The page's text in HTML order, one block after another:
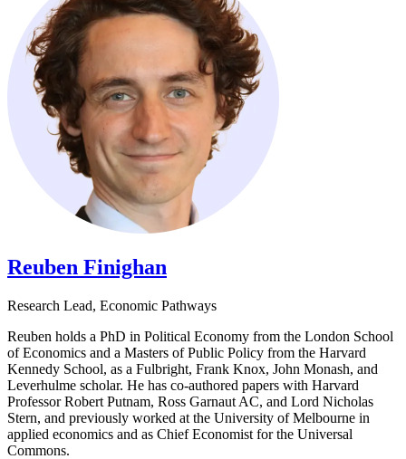
Reuben Finighan​​​​‌ ‍ ​‍​‍‌‍ ‌ ​‍‌‍‍‌‌‍‌ ‌‍‍‌‌‍ ‍​‍​‍​ ‍‍​‍​‍‌ ​ ‌‍​‌‌‍ ‍‌‍‍‌‌ ‌​‌ ‍‌​‍ ‍‌‍‍‌‌‍ ​‍​‍​‍ ​​‍​‍‌‍‍​‌ ​‍‌‍‌‌‌‍‌‍​‍​‍​ ‍‍​‍​‍‌‍‍​‌ ‌​‌ ‌​‌ ​​​ ‍‍​‍ ​‍ ‌‍ ​‌‍ ‌‍​ ‌‍​‌‌‍ ​‌‍‍​‌‍ ‌ ​ ‌ ‌​​ ‍‍​ ​ ​ ​ ​ ​ ​ ​ ​‍ ‌‍‍‌‌‍ ‍‌ ‌​‌‍‌‌‌‍ ‍‌ ‌​​‍ ‌‍‌‌‌‍‌​‌‍‍‌‌ ‌​​‍ ‌‍ ‌‌‍ ‌‍‌​‌‍‌‌​ ‌‌ ​​‌ ​‍‌‍‌‌‌ ​ ‌‍‌‌‌‍ ‍‌ ‌​‌‍​‌‌ ‌​‌‍‍‌‌‍ ‌‍ ‍​ ‍ ‌‍‍‌‌‍‌​​ ‌​ ‌​​ ‍​​ ‌‌‌‍​ ​ ​‍​ ‌ ​ ‌ ​ ‌​​‍ ‌​ ​ ​ ​‌​ ​ ​ ​ ​‍ ‌​ ‌​‌‍​ ​ ​ ​ ‌​​‍ ‌‌‍​‍​ ‍​​ ​‌‌‍​‍​‍ ‌​ ‌‌​ ‌ ​ ​‌​ ‍‌​ ​‌‌‍‌​‌‍​‍​ ‌‍​ ‌​‌‍​‌‌‍‌‌‌‍‌​​ ‍ ‌ ‌​‌ ‍‌‌ ​​‌‍‌‌​ ‌‌‍​‌‌ ‌‌‌ ‌​‌‍‍​‌‍ ‌ ​‍​ ‍ ‌ ​​‌‍​‌‌ ‌​‌‍‍​​ ‌‌‍ ‍‌‍​‌‌‍ ‌‌‍‌‌​ ‌‍​‍‌‍​‌‌ ​ ‌‍‌‌‌‌‌‌‌ ​‍‌‍ ​​ ‌‌‍‍​‌ ‌​‌ ‌​‌ ​​​‍‌‌​ ​ ‌​​‌​‍‌‌​ ​‍‌​‌‍​‍‌‌​ ​‍‌​‌‍‌‍ ​‌‍ ‌‍​ ‌‍​‌‌‍ ​‌‍‍​‌‍ ‌ ​ ‌ ‌​​‍‌‌​ ​ ‌​​‌​ ​ ​ ​ ​ ​ ​ ​ ​‍‌‍‌‍‍‌‌‍‌​​ ‌​ ‌​​ ‍​​ ‌‌‌‍​ ​ ​‍​ ‌ ​ ‌ ​ ‌​​‍ ‌​ ​ ​ ​‌​ ​ ​ ​ ​‍ ‌​ ‌​‌‍​ ​ ​ ​ ‌​​‍ ‌‌‍​‍​ ‍​​ ​‌‌‍​‍​‍ ‌​ ‌‌​ ‌ ​ ​‌​ ‍‌​ ​‌‌‍‌​‌‍​‍​ ‌‍​ ‌​‌‍​‌‌‍‌‌‌‍‌​​‍‌‍‌ ‌​‌ ‍‌‌ ​​‌‍‌‌​ ‌‌‍​‌‌ ‌‌‌ ‌​‌‍‍​‌‍ ‌ ​‍​‍‌‍‌ ​​‌‍​‌‌ ‌​‌‍‍​​ ‌‌‍ ‍‌‍​‌‌‍ ‌‌‍‌‌​‍‌‍‌ ​​‌‍‌‌‌ ​‍‌ ​ ‌ ​​‌‍‌‌‌‍​ ‌ ‌​‌‍‍‌‌ ‌‍‌‍‌‌​ ‌‌ ​​‌ ‌‌‌‍​‍‌‍ ​‌‍‍‌‌ ​ ‌‍‍​‌‍‌‌‌‍‌​​‍​‍‌ ‌
Research Lead, Economic Pathways​​​​‌ ‍ ​‍​‍‌‍ ‌ ​‍‌‍‍‌‌‍‌ ‌‍‍‌‌‍ ‍​‍​‍​ ‍‍​‍​‍‌ ​ ‌‍​‌‌‍ ‍‌‍‍‌‌ ‌​‌ ‍‌​‍ ‍‌‍‍‌‌‍ ​‍​‍​‍ ​​‍​‍‌‍‍​‌ ​‍‌‍‌‌‌‍‌‍​‍​‍​ ‍‍​‍​‍‌‍‍​‌ ‌​‌ ‌​‌ ​​​ ‍‍​‍ ​‍ ‌‍ ​‌‍ ‌‍​ ‌‍​‌‌‍ ​‌‍‍​‌‍ ‌ ​ ‌ ‌​​ ‍‍​ ​ ​ ​ ​ ​ ​ ​ ​‍ ‌‍‍‌‌‍ ‍‌ ‌​‌‍‌‌‌‍ ‍‌ ‌​​‍ ‌‍‌‌‌‍‌​‌‍‍‌‌ ‌​​‍ ‌‍ ‌‌‍ ‌‍‌​‌‍‌‌​ ‌‌ ​​‌ ​‍‌‍‌‌‌ ​ ‌‍‌‌‌‍ ‍‌ ‌​‌‍​‌‌ ‌​‌‍‍‌‌‍ ‌‍ ‍​ ‍ ‌‍‍‌‌‍‌​​ ‌​ ‌​​ ‍​​ ‌‌‌‍​ ​ ​‍​ ‌ ​ ‌ ​ ‌​​‍ ‌​ ​ ​ ​‌​ ​ ​ ​ ​‍ ‌​ ‌​‌‍​ ​ ​ ​ ‌​​‍ ‌‌‍​‍​ ‍​​ ​‌‌‍​‍​‍ ‌​ ‌‌​ ‌ ​ ​‌​ ‍‌​ ​‌‌‍‌​‌‍​‍​ ‌‍​ ‌​‌‍​‌‌‍‌‌‌‍‌​​ ‍ ‌ ‌​‌ ‍‌‌ ​​‌‍‌‌​ ‌‌‍​‌‌ ‌‌‌ ‌​‌‍‍​‌‍ ‌ ​‍​ ‍ ‌ ​​‌‍​‌‌ ‌​‌‍‍​​ ‌‌ ‌​‌‍‍‌‌ ‌​‌‍ ​‌‍‌‌​ ‌‍​‍‌‍​‌‌ ​ ‌‍‌‌‌‌‌‌‌ ​‍‌‍ ​​ ‌‌‍‍​‌ ‌​‌ ‌​‌ ​​​‍‌‌​ ​ ‌​​‌​‍‌‌​ ​‍‌​‌‍​‍‌‌​ ​‍‌​‌‍‌‍ ​‌‍ ‌‍​ ‌‍​‌‌‍ ​‌‍‍​‌‍ ‌ ​ ‌ ‌​​‍‌‌​ ​ ‌​​‌​ ​ ​ ​ ​ ​ ​ ​ ​‍‌‍‌‍‍‌‌‍‌​​ ‌​ ‌​​ ‍​​ ‌‌‌‍​ ​ ​‍​ ‌ ​ ‌ ​ ‌​​‍ ‌​ ​ ​ ​‌​ ​ ​ ​ ​‍ ‌​ ‌​‌‍​ ​ ​ ​ ‌​​‍ ‌‌‍​‍​ ‍​​ ​‌‌‍​‍​‍ ‌​ ‌‌​ ‌ ​ ​‌​ ‍‌​ ​‌‌‍‌​‌‍​‍​ ‌‍​ ‌​‌‍​‌‌‍‌‌‌‍‌​​‍‌‍‌ ‌​‌ ‍‌‌ ​​‌‍‌‌​ ‌‌‍​‌‌ ‌‌‌ ‌​‌‍‍​‌‍ ‌ ​‍​‍‌‍‌ ​​‌‍​‌‌ ‌​‌‍‍​​ ‌‌ ‌​‌‍‍‌‌ ‌​‌‍ ​‌‍‌‌​‍‌‍‌ ​​‌‍‌‌‌ ​‍‌ ​ ‌ ​​‌‍‌‌‌‍​ ‌ ‌​‌‍‍‌‌ ‌‍‌‍‌‌​ ‌‌ ​​‌ ‌‌‌‍​‍‌‍ ​‌‍‍‌‌ ​ ‌‍‍​‌‍‌‌‌‍‌​​‍​‍‌ ‌
Reuben holds a PhD in Political Economy from the London School
of Economics and a Masters of Public Policy from the Harvard
Kennedy School, as a Fulbright, Frank Knox, John Monash, and
Leverhulme scholar. He has co-authored papers with Harvard
Professor Robert Putnam, Ross Garnaut AC, and Lord Nicholas
Stern, and previously worked at the University of Melbourne in
applied economics and as Chief Economist for the Universal
Commons.​​​​‌ ‍ ​‍​‍‌‍ ‌ ​‍‌‍‍‌‌‍‌ ‌‍‍‌‌‍ ‍​‍​‍​ ‍‍​‍​‍‌ ​ ‌‍​‌‌‍ ‍‌‍‍‌‌ ‌​‌ ‍‌​‍ ‍‌‍‍‌‌‍ ​‍​‍​‍ ​​‍​‍‌‍‍​‌ ​‍‌‍‌‌‌‍‌‍​‍​‍​ ‍‍​‍​‍‌‍‍​‌ ‌​‌ ‌​‌ ​​​ ‍‍​‍ ​‍ ‌‍ ​‌‍ ‌‍​ ‌‍​‌‌‍ ​‌‍‍​‌‍ ‌ ​ ‌ ‌​​ ‍‍​ ​ ​ ​ ​ ​ ​ ​ ​‍ ‌‍‍‌‌‍ ‍‌ ‌​‌‍‌‌‌‍ ‍‌ ‌​​‍ ‌‍‌‌‌‍‌​‌‍‍‌‌ ‌​​‍ ‌‍ ‌‌‍ ‌‍‌​‌‍‌‌​ ‌‌ ​​‌ ​‍‌‍‌‌‌ ​ ‌‍‌‌‌‍ ‍‌ ‌​‌‍​‌‌ ‌​‌‍‍‌‌‍ ‌‍ ‍​ ‍ ‌‍‍‌‌‍‌​​ ‌​ ‌​​ ‍​​ ‌‌‌‍​ ​ ​‍​ ‌ ​ ‌ ​ ‌​​‍ ‌​ ​ ​ ​‌​ ​ ​ ​ ​‍ ‌​ ‌​‌‍​ ​ ​ ​ ‌​​‍ ‌‌‍​‍​ ‍​​ ​‌‌‍​‍​‍ ‌​ ‌‌​ ‌ ​ ​‌​ ‍‌​ ​‌‌‍‌​‌‍​‍​ ‌‍​ ‌​‌‍​‌‌‍‌‌‌‍‌​​ ‍ ‌ ‌​‌ ‍‌‌ ​​‌‍‌‌​ ‌‌‍​‌‌ ‌‌‌ ‌​‌‍‍​‌‍ ‌ ​‍​ ‍ ‌ ​​‌‍​‌‌ ‌​‌‍‍​​ ‌‌‍‌​‌‍‌‌‌ ​ ‌‍​ ‌ ​‍‌‍‍‌‌ ​​‌ ‌​‌‍‍‌‌‍ ‌‍ ‍​ ‌‍​‍‌‍​‌‌ ​ ‌‍‌‌‌‌‌‌‌ ​‍‌‍ ​​ ‌‌‍‍​‌ ‌​‌ ‌​‌ ​​​‍‌‌​ ​ ‌​​‌​‍‌‌​ ​‍‌​‌‍​‍‌‌​ ​‍‌​‌‍‌‍ ​‌‍ ‌‍​ ‌‍​‌‌‍ ​‌‍‍​‌‍ ‌ ​ ‌ ‌​​‍‌‌​ ​ ‌​​‌​ ​ ​ ​ ​ ​ ​ ​ ​‍‌‍‌‍‍‌‌‍‌​​ ‌​ ‌​​ ‍​​ ‌‌‌‍​ ​ ​‍​ ‌ ​ ‌ ​ ‌​​‍ ‌​ ​ ​ ​‌​ ​ ​ ​ ​‍ ‌​ ‌​‌‍​ ​ ​ ​ ‌​​‍ ‌‌‍​‍​ ‍​​ ​‌‌‍​‍​‍ ‌​ ‌‌​ ‌ ​ ​‌​ ‍‌​ ​‌‌‍‌​‌‍​‍​ ‌‍​ ‌​‌‍​‌‌‍‌‌‌‍‌​​‍‌‍‌ ‌​‌ ‍‌‌ ​​‌‍‌‌​ ‌‌‍​‌‌ ‌‌‌ ‌​‌‍‍​‌‍ ‌ ​‍​‍‌‍‌ ​​‌‍​‌‌ ‌​‌‍‍​​ ‌‌‍‌​‌‍‌‌‌ ​ ‌‍​ ‌ ​‍‌‍‍‌‌ ​​‌ ‌​‌‍‍‌‌‍ ‌‍ ‍​‍‌‍‌ ​​‌‍‌‌‌ ​‍‌ ​ ‌ ​​‌‍‌‌‌‍​ ‌ ‌​‌‍‍‌‌ ‌‍‌‍‌‌​ ‌‌ ​​‌ ‌‌‌‍​‍‌‍ ​‌‍‍‌‌ ​ ‌‍‍​‌‍‌‌‌‍‌​​‍​‍‌ ‌